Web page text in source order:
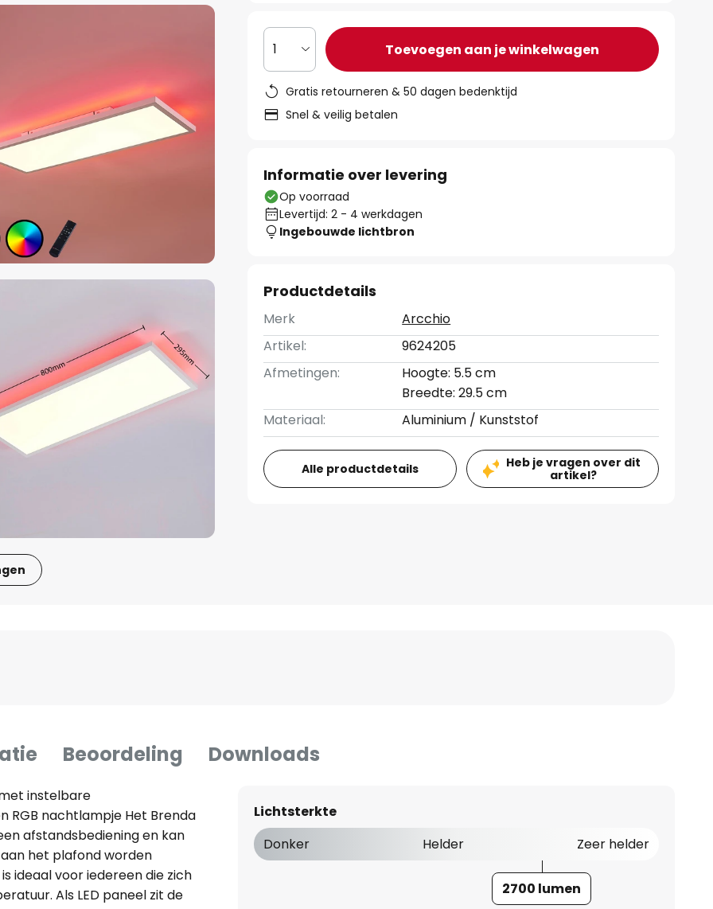
1 Toevoegen aan je winkelwagen
Gratis retourneren & 50 dagen bedenktijd
Snel & veilig betalen
Informatie over levering
Op voorraad
Levertijd: 2 - 4 werkdagen
Ingebouwde lichtbron
Productdetails
Merk
Arcchio
Artikel:
9624205
Afmetingen:
Hoogte: 5.5 cm
Breedte: 29.5 cm
Materiaal:
Aluminium / Kunststof
Alle productdetails
Heb je vragen over dit
artikel?
Beoordeling Downloads
instelbare
nachtlampje Het Brenda
afstandsbediening en kan
het plafond worden
ideaal voor iedereen die zich
Als LED paneel zit de
Lichtsterkte
Donker
Helder Zeer helder
2700 lumen